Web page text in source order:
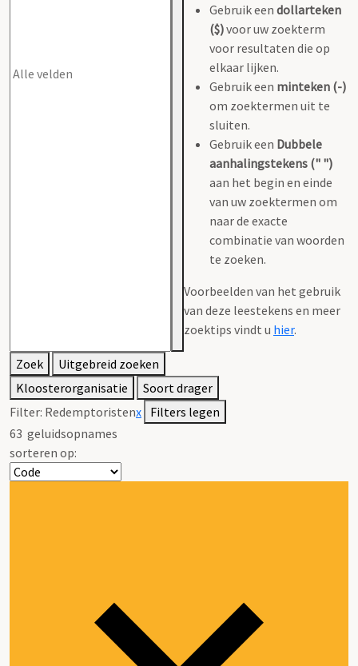
Gebruik een dollarteken
($)voor uw zoekterm
voor resultaten die op
elkaar lijken.
Gebruik een minteken (-)
om zoektermen uit te
sluiten.
Gebruik een Dubbele
aanhalingstekens (" ")
aan het begin en einde
van uw zoektermen om
naar de exacte
combinatie van woorden
te zoeken.
Voorbeelden van het gebruik
van deze leestekens en meer
zoektips vindt u hier.
Zoek
Uitgebreid zoeken
Kloosterorganisatie
Soort drager
Filter: Redemptoristenx Filters legen
63 geluidsopnames
sorteren op: